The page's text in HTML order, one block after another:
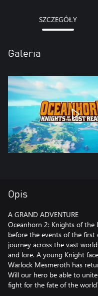
SZCZEGÓŁY
Galeria
Opis
A GRAND ADVENTURE
Oceanhorn 2: Knights of the
before the events of the first
journey across the vast
and lore. A young Knight
Warlock Mesmeroth has
Will our hero be able to
fight for the fate of the